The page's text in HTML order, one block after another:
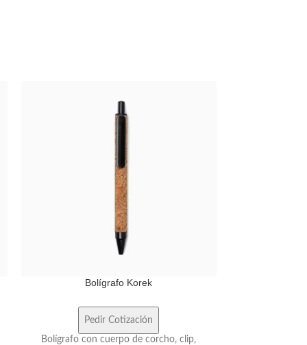
Bolígrafo Korek
Pedir Cotización
Bolígrafo con cuerpo de corcho, clip,